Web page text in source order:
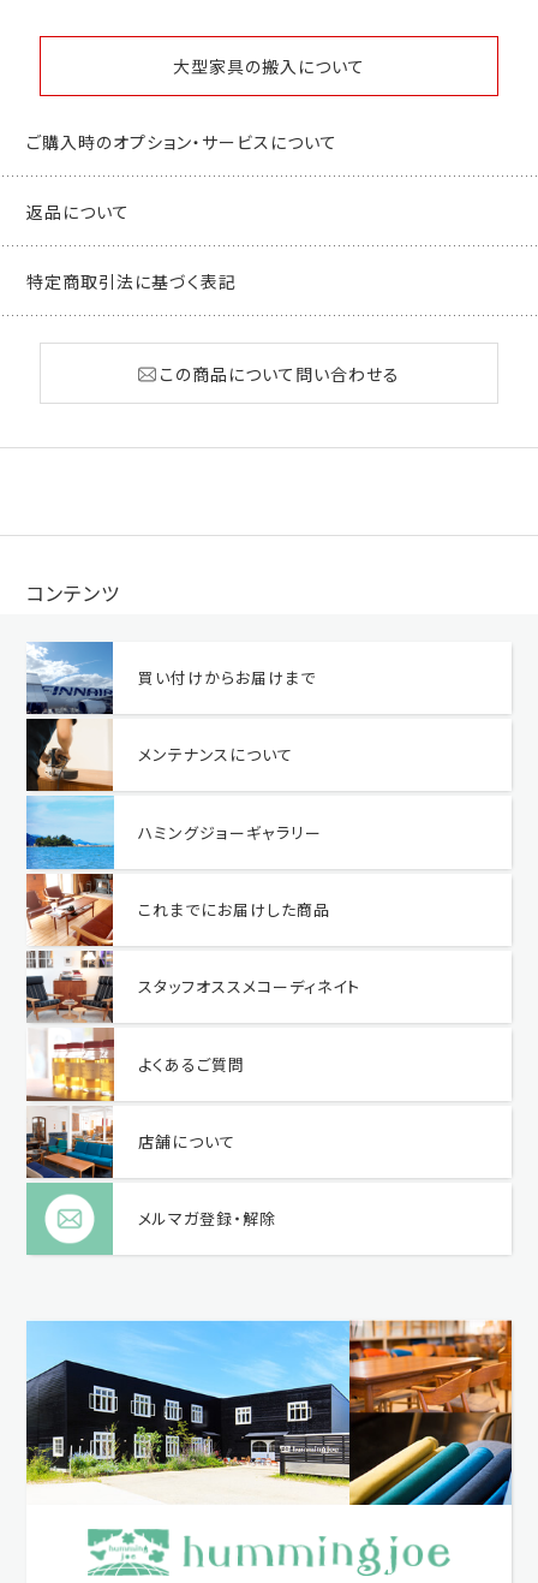
大型家具の搬入について
ご購入時のオプション・サービスについて
返品について
特定商取引法に基づく表記
この商品について問い合わせる
コンテンツ
買い付けからお届けまで
メンテナンスについて
ハミングジョーギャラリー
これまでにお届けした商品
スタッフオススメコーディネイト
よくあるご質問
店舗について
メルマガ登録・解除